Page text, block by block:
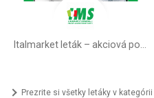
Prezrite si všetky letáky v kategórii